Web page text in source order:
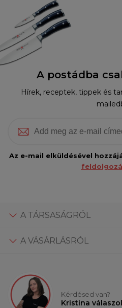
A postádba
Hírek, receptek, tippek és
Az e-mail elküldésével
A TÁRSASÁGRÓL
A VÁSÁRLÁSRÓL
Kérdésed van?
Kristina